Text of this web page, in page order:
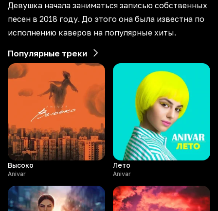
Девушка начала заниматься записью собственных
песен в 2018 году. До этого она была известна по
исполнению каверов на популярные хиты.
Популярные треки
Высоко
Anivar
Лето
Anivar